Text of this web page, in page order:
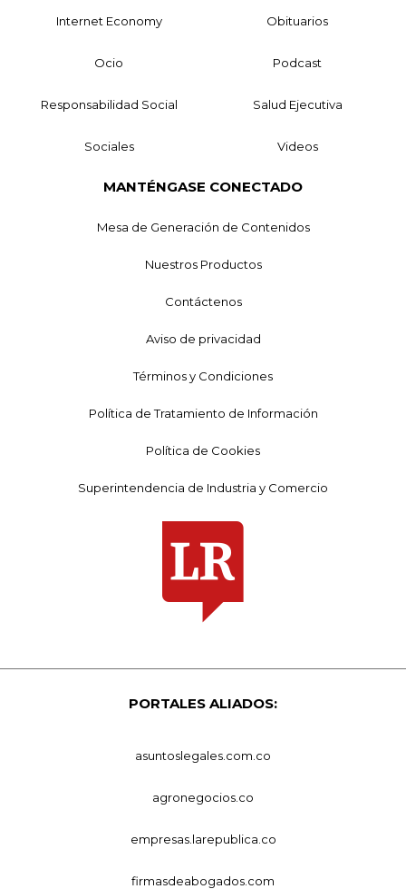
Internet Economy Obituarios
Ocio Podcast
Responsabilidad Social Salud Ejecutiva
Sociales Videos
MANTÉNGASE CONECTADO
Mesa de Generación de Contenidos
Nuestros Productos
Contáctenos
Aviso de privacidad
Términos y Condiciones
Política de Tratamiento de Información
Política de Cookies
Superintendencia de Industria y Comercio
PORTALES ALIADOS:
asuntoslegales.com.co
agronegocios.co
empresas.larepublica.co
firmasdeabogados.com